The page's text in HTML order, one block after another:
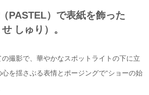
PASTEL）で表紙を飾った
しゅり）。
撮影で、華やかなスポットライトの下に立
を揺さぶる表情とポージングで“ショーの始